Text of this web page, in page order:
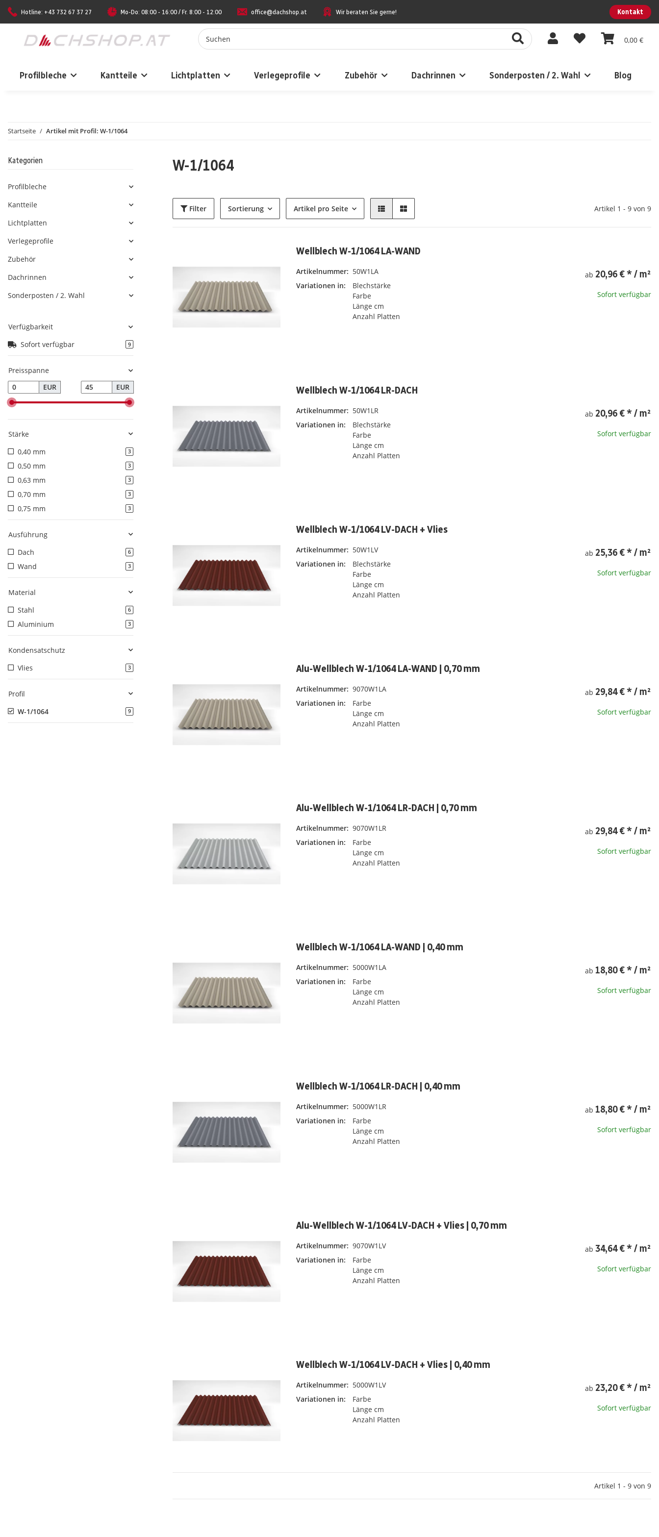
Hotline: +43 732 67 37 27 Mo-Do: 08:00 - 16:00 / Fr. 8:00 - 12:00 office@dachshop.at Wir beraten Sie gerne! Kontakt
0,00 €
Profilbleche Kantteile Lichtplatten Verlegeprofile Zubehör Dachrinnen Sonderposten / 2. Wahl Blog
Startseite Artikel mit Profil: W-1/1064
W-1/1064
Filter Sortierung Artikel pro Seite Artikel 1 - 9 von 9
Wellblech W-1/1064 LA-WAND
Artikelnummer: 50W1LA
Variationen in:
Blechstärke
Farbe
Länge cm
Anzahl Platten
ab 20,96 €* / m²
Sofort verfügbar
Wellblech W-1/1064 LR-DACH
Artikelnummer: 50W1LR
Variationen in:
Blechstärke
Farbe
Länge cm
Anzahl Platten
ab 20,96 €* / m²
Sofort verfügbar
Wellblech W-1/1064 LV-DACH + Vlies
Artikelnummer: 50W1LV
Variationen in:
Blechstärke
Farbe
Länge cm
Anzahl Platten
ab 25,36 €* / m²
Sofort verfügbar
Alu-Wellblech W-1/1064 LA-WAND | 0,70 mm
Artikelnummer: 9070W1LA
Variationen in:
Farbe
Länge cm
Anzahl Platten
ab 29,84 €* / m²
Sofort verfügbar
Alu-Wellblech W-1/1064 LR-DACH | 0,70 mm
Artikelnummer: 9070W1LR
Variationen in:
Farbe
Länge cm
Anzahl Platten
ab 29,84 €* / m²
Sofort verfügbar
Wellblech W-1/1064 LA-WAND | 0,40 mm
Artikelnummer: 5000W1LA
Variationen in:
Farbe
Länge cm
Anzahl Platten
ab 18,80 €* / m²
Sofort verfügbar
Wellblech W-1/1064 LR-DACH | 0,40 mm
Artikelnummer: 5000W1LR
Variationen in:
Farbe
Länge cm
Anzahl Platten
ab 18,80 €* / m²
Sofort verfügbar
Alu-Wellblech W-1/1064 LV-DACH + Vlies | 0,70 mm
Artikelnummer: 9070W1LV
Variationen in:
Farbe
Länge cm
Anzahl Platten
ab 34,64 €* / m²
Sofort verfügbar
Wellblech W-1/1064 LV-DACH + Vlies | 0,40 mm
Artikelnummer: 5000W1LV
Variationen in:
Farbe
Länge cm
Anzahl Platten
ab 23,20 €* / m²
Sofort verfügbar
Artikel 1 - 9 von 9
Kategorien
Profilbleche
Kantteile
Lichtplatten
Verlegeprofile
Zubehör
Dachrinnen
Sonderposten / 2. Wahl
Verfügbarkeit
Sofort verfügbar
9
Preisspanne
EUR
EUR
Stärke
0,40 mm
3
0,50 mm 3
0,63 mm 3
0,70 mm 3
0,75 mm 3
Ausführung
Dach
6
Wand 3
Material
Stahl
6
Aluminium 3
Kondensatschutz
Vlies
3
Profil
W-1/1064
9